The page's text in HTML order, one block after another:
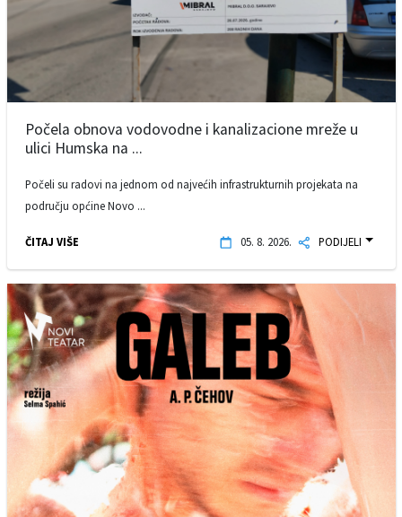
Počela obnova vodovodne i kanalizacione mreže u
ulici Humska na ...
Počeli su radovi na jednom od najvećih infrastrukturnih projekata na
području općine Novo ...
ČITAJ VIŠE 05. 8. 2026. PODIJELI